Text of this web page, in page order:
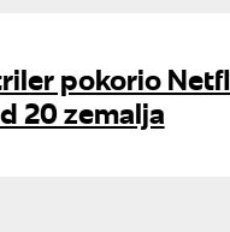
pokorio
20 zemalja